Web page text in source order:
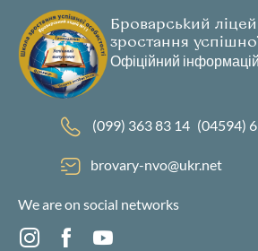
Броварський
зростання
Офіційний
(099) 363 83 14 (04594)
brovary-nvo@ukr.net
We are on social networks